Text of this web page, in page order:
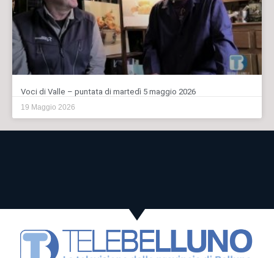
Voci di Valle – puntata di martedì 5 maggio 2026
19 Maggio 2026